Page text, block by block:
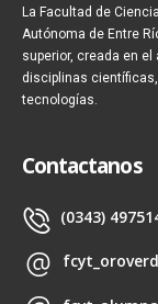
La Facultad de
Autónoma de Entre
superior, creada en
disciplinas
tecnologías.
Contactanos
(0343)